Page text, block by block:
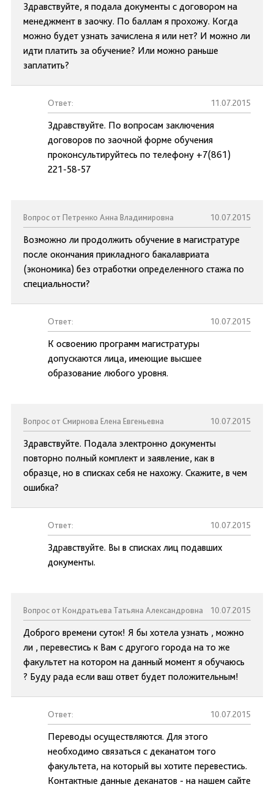
Здравствуйте, я подала документы с договором на
менеджмент в заочку. По баллам я прохожу. Когда
можно будет узнать зачислена я или нет? И можно ли
идти платить за обучение? Или можно раньше
заплатить?
Ответ: 11.07.2015
Здравствуйте. По вопросам заключения
договоров по заочной форме обучения
проконсультируйтесь по телефону +7(861)
221-58-57
Вопрос от Петренко Анна Владимировна 10.07.2015
Возможно ли продолжить обучение в магистратуре
после окончания прикладного бакалавриата
(экономика) без отработки определенного стажа по
специальности?
Ответ: 10.07.2015
К освоению программ магистратуры
допускаются лица, имеющие высшее
образование любого уровня.
Вопрос от Смирнова Елена Евгеньевна 10.07.2015
Здравствуйте. Подала электронно документы
повторно полный комплект и заявление, как в
образце, но в списках себя не нахожу. Скажите, в чем
ошибка?
Ответ: 10.07.2015
Здравствуйте. Вы в списках лиц подавших
документы.
Вопрос от Кондратьева Татьяна Александровна 10.07.2015
Доброго времени суток! Я бы хотела узнать , можно
ли , перевестись к Вам с другого города на то же
факультет на котором на данный момент я обучаюсь
? Буду рада если ваш ответ будет положительным!
Ответ: 10.07.2015
Переводы осуществляются. Для этого
необходимо связаться с деканатом того
факультета, на который вы хотите перевестись.
Контактные данные деканатов - на нашем сайте